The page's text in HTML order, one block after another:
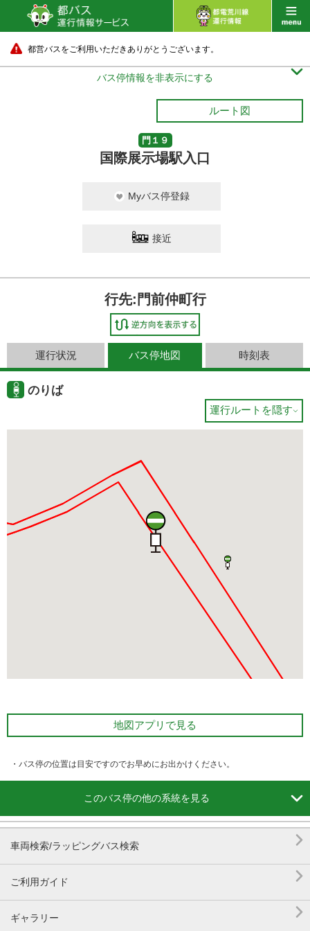
都営バスをご利用いただきありがとうございます。
バス停情報を非表示にする 
ルート図
門１９
国際展示場駅入口
Myバス停登録
接近
行先:門前仲町行
運行状況 バス停地図 時刻表
のりば
運行ルートを隠す
地図アプリで見る
・バス停の位置は目安ですのでお早めにお出かけください。
このバス停の他の系統を見る 
車両検索/ラッピングバス検索 
ご利用ガイド 
ギャラリー 